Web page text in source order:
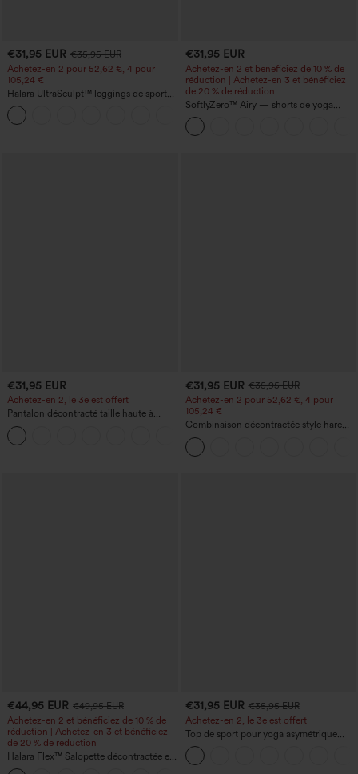
€31,95 EUR €35,95 EUR
Achetez-en 2 pour 52,62 €, 4 pour
105,24 €
Halara UltraSculpt™ leggings de sport
taille haute sculptants — rehaussement
fessier, maintien du ventre, avec poche
€31,95 EUR
Achetez-en 2 et bénéficiez de 10 % de
réduction | Achetez-en 3 et bénéficiez
de 20 % de réduction
SoftlyZero™ Airy — shorts de yoga
super taille haute 2-en-1 InstantCool
avec poches
€31,95 EUR
Achetez-en 2, le 3e est offert
Pantalon décontracté taille haute à
cordon, coupe large en mélange de lin,
avec poches
€31,95 EUR €35,95 EUR
Achetez-en 2 pour 52,62 €, 4 pour
105,24 €
Combinaison décontractée style harem,
encolure en U et poche - Édition Easy
Peezy
€44,95 EUR €49,95 EUR
Achetez-en 2 et bénéficiez de 10 % de
réduction | Achetez-en 3 et bénéficiez
de 20 % de réduction
Halara Flex™ Salopette décontractée en
denim lavé à encolure en V avec poche
€31,95 EUR €35,95 EUR
Achetez-en 2, le 3e est offert
Top de sport pour yoga asymétrique
(une épaule) à manches longues avec
ouverture pour le pouce, ourlet arrondi
haut-bas, séchage rapide, soutien-gorge